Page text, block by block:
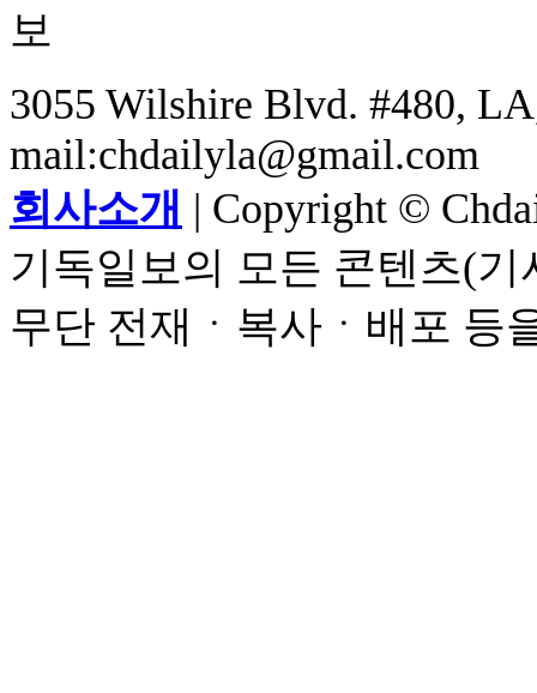
3055 Wilshire Blvd. #480,
mail:chdailyla@gmail.com
회사소개 | Copyright ©
기독일보의 모든 콘텐츠(
무단 전재ㆍ복사ㆍ배포 등